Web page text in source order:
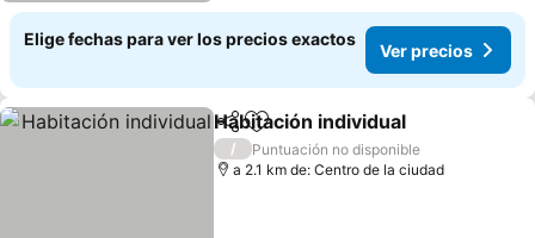
Elige fechas para ver los precios exactos
Ver precios
CompartirAgregar a favoritos
Habitación individual
/
Puntuación no disponible
a 2.1 km de: Centro de la ciudad